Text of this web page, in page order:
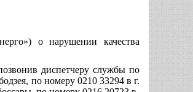
о нарушении качества
диспетчеру службы по
по номеру 0210 33294 в г.